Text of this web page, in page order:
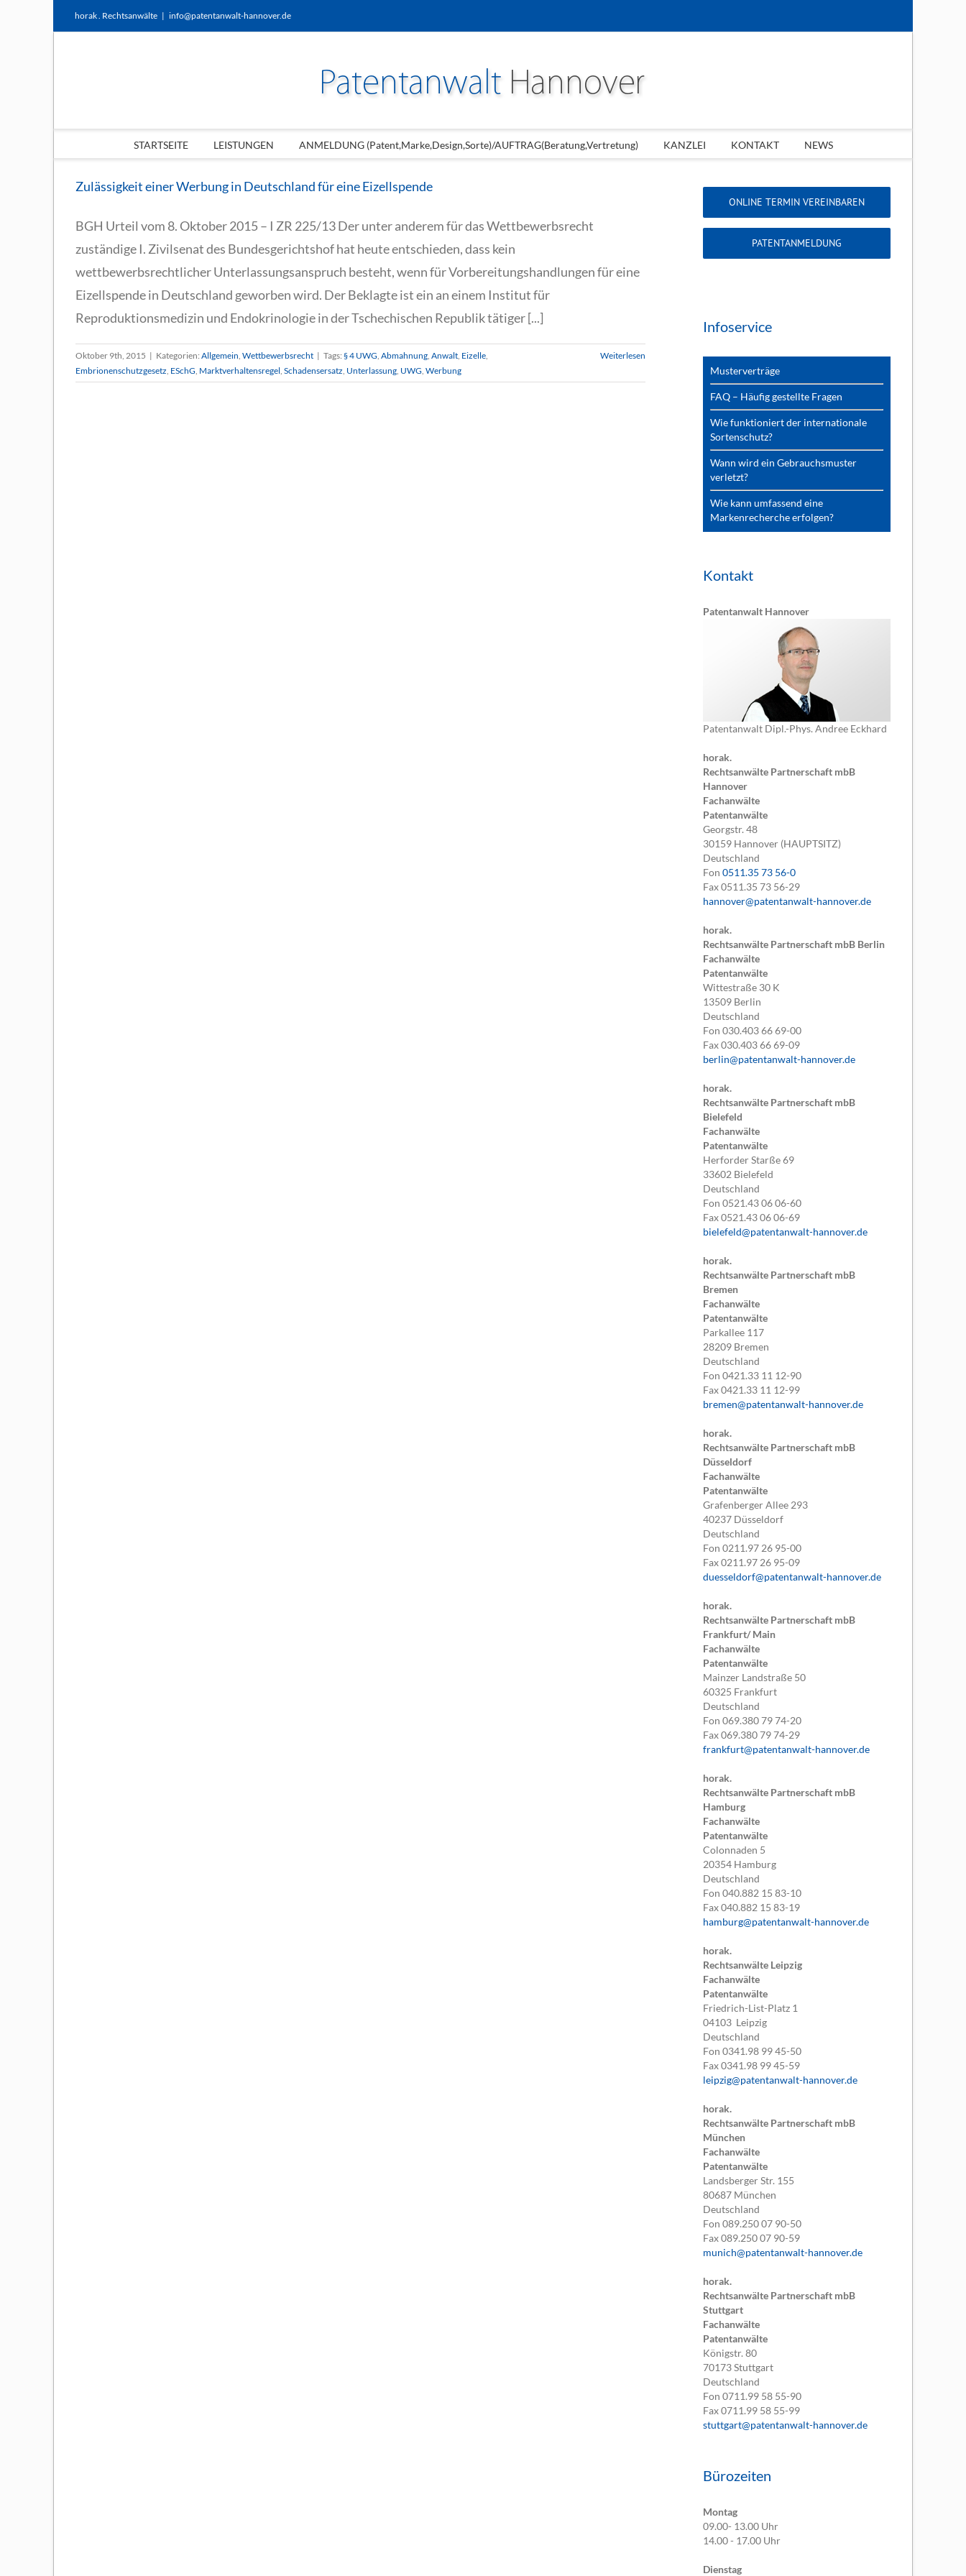
horak . Rechtsanwälte | info@patentanwalt-hannover.de
STARTSEITE LEISTUNGEN ANMELDUNG (Patent,Marke,Design,Sorte)/AUFTRAG(Beratung,Vertretung) KANZLEI KONTAKT NEWS
Zulässigkeit einer Werbung in Deutschland für eine Eizellspende
BGH Urteil vom 8. Oktober 2015 – I ZR 225/13 Der unter anderem für das Wettbewerbsrecht
zuständige I. Zivilsenat des Bundesgerichtshof hat heute entschieden, dass kein
wettbewerbsrechtlicher Unterlassungsanspruch besteht, wenn für Vorbereitungshandlungen für eine
Eizellspende in Deutschland geworben wird. Der Beklagte ist ein an einem Institut für
Reproduktionsmedizin und Endokrinologie in der Tschechischen Republik tätiger [...]
Oktober 9th, 2015 | Kategorien: Allgemein, Wettbewerbsrecht | Tags: § 4 UWG, Abmahnung, Anwalt, Eizelle,
Embrionenschutzgesetz, ESchG, Marktverhaltensregel, Schadensersatz, Unterlassung, UWG, Werbung
Weiterlesen
ONLINE TERMIN VEREINBAREN
PATENTANMELDUNG
Infoservice
Musterverträge
FAQ – Häufig gestellte Fragen
Wie funktioniert der internationale
Sortenschutz?
Wann wird ein Gebrauchsmuster
verletzt?
Wie kann umfassend eine
Markenrecherche erfolgen?
Kontakt
Patentanwalt Hannover
Patentanwalt Dipl.-Phys. Andree Eckhard
horak.
Rechtsanwälte Partnerschaft mbB
Hannover
Fachanwälte
Patentanwälte
Georgstr. 48
30159 Hannover (HAUPTSITZ)
Deutschland
Fon0511.35 73 56-0
Fax0511.35 73 56-29
hannover@patentanwalt-hannover.de
horak.
Rechtsanwälte Partnerschaft mbB Berlin
Fachanwälte
Patentanwälte
Wittestraße 30 K
13509 Berlin
Deutschland
Fon030.403 66 69-00
Fax030.403 66 69-09
berlin@patentanwalt-hannover.de
horak.
Rechtsanwälte Partnerschaft mbB
Bielefeld
Fachanwälte
Patentanwälte
Herforder Starße 69
33602 Bielefeld
Deutschland
Fon0521.43 06 06-60
Fax0521.43 06 06-69
bielefeld@patentanwalt-hannover.de
horak.
Rechtsanwälte Partnerschaft mbB
Bremen
Fachanwälte
Patentanwälte
Parkallee 117
28209 Bremen
Deutschland
Fon0421.33 11 12-90
Fax0421.33 11 12-99
bremen@patentanwalt-hannover.de
horak.
Rechtsanwälte Partnerschaft mbB
Düsseldorf
Fachanwälte
Patentanwälte
Grafenberger Allee 293
40237 Düsseldorf
Deutschland
Fon0211.97 26 95-00
Fax0211.97 26 95-09
duesseldorf@patentanwalt-hannover.de
horak.
Rechtsanwälte Partnerschaft mbB
Frankfurt/ Main
Fachanwälte
Patentanwälte
Mainzer Landstraße 50
60325 Frankfurt
Deutschland
Fon069.380 79 74-20
Fax069.380 79 74-29
frankfurt@patentanwalt-hannover.de
horak.
Rechtsanwälte Partnerschaft mbB
Hamburg
Fachanwälte
Patentanwälte
Colonnaden 5
20354 Hamburg
Deutschland
Fon040.882 15 83-10
Fax040.882 15 83-19
hamburg@patentanwalt-hannover.de
horak.
Rechtsanwälte Leipzig
Fachanwälte
Patentanwälte
Friedrich-List-Platz 1
04103 Leipzig
Deutschland
Fon0341.98 99 45-50
Fax0341.98 99 45-59
leipzig@patentanwalt-hannover.de
horak.
Rechtsanwälte Partnerschaft mbB
München
Fachanwälte
Patentanwälte
Landsberger Str. 155
80687 München
Deutschland
Fon089.250 07 90-50
Fax089.250 07 90-59
munich@patentanwalt-hannover.de
horak.
Rechtsanwälte Partnerschaft mbB
Stuttgart
Fachanwälte
Patentanwälte
Königstr. 80
70173Stuttgart
Deutschland
Fon0711.99 58 55-90
Fax0711.99 58 55-99
stuttgart@patentanwalt-hannover.de
Bürozeiten
Montag
09.00- 13.00 Uhr
14.00 - 17.00 Uhr
Dienstag